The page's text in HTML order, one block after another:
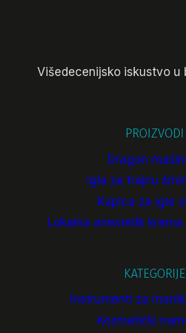
Višedecenijsko iskustvo u
PROIZVODI
Dragon
Igla za trajnu
Kapica za igle
Lokalna anestetik
KATEGORIJE
Instrumenti za
Kozmetički